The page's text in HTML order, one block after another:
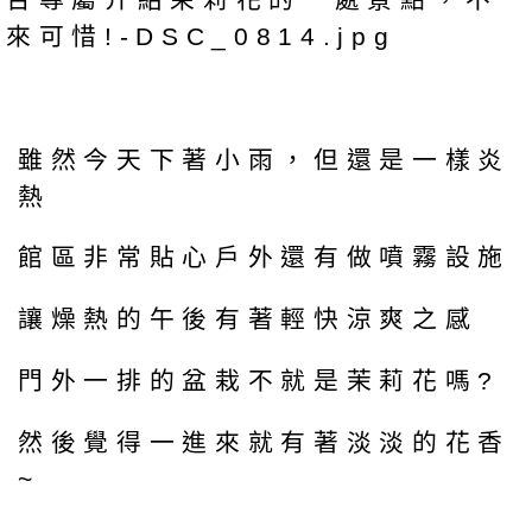
雖然今天下著小雨，但還是一樣炎
熱
館區非常貼心戶外還有做噴霧設施
讓燥熱的午後有著輕快涼爽之感
門外一排的盆栽不就是茉莉花嗎?
然後覺得一進來就有著淡淡的花香
~